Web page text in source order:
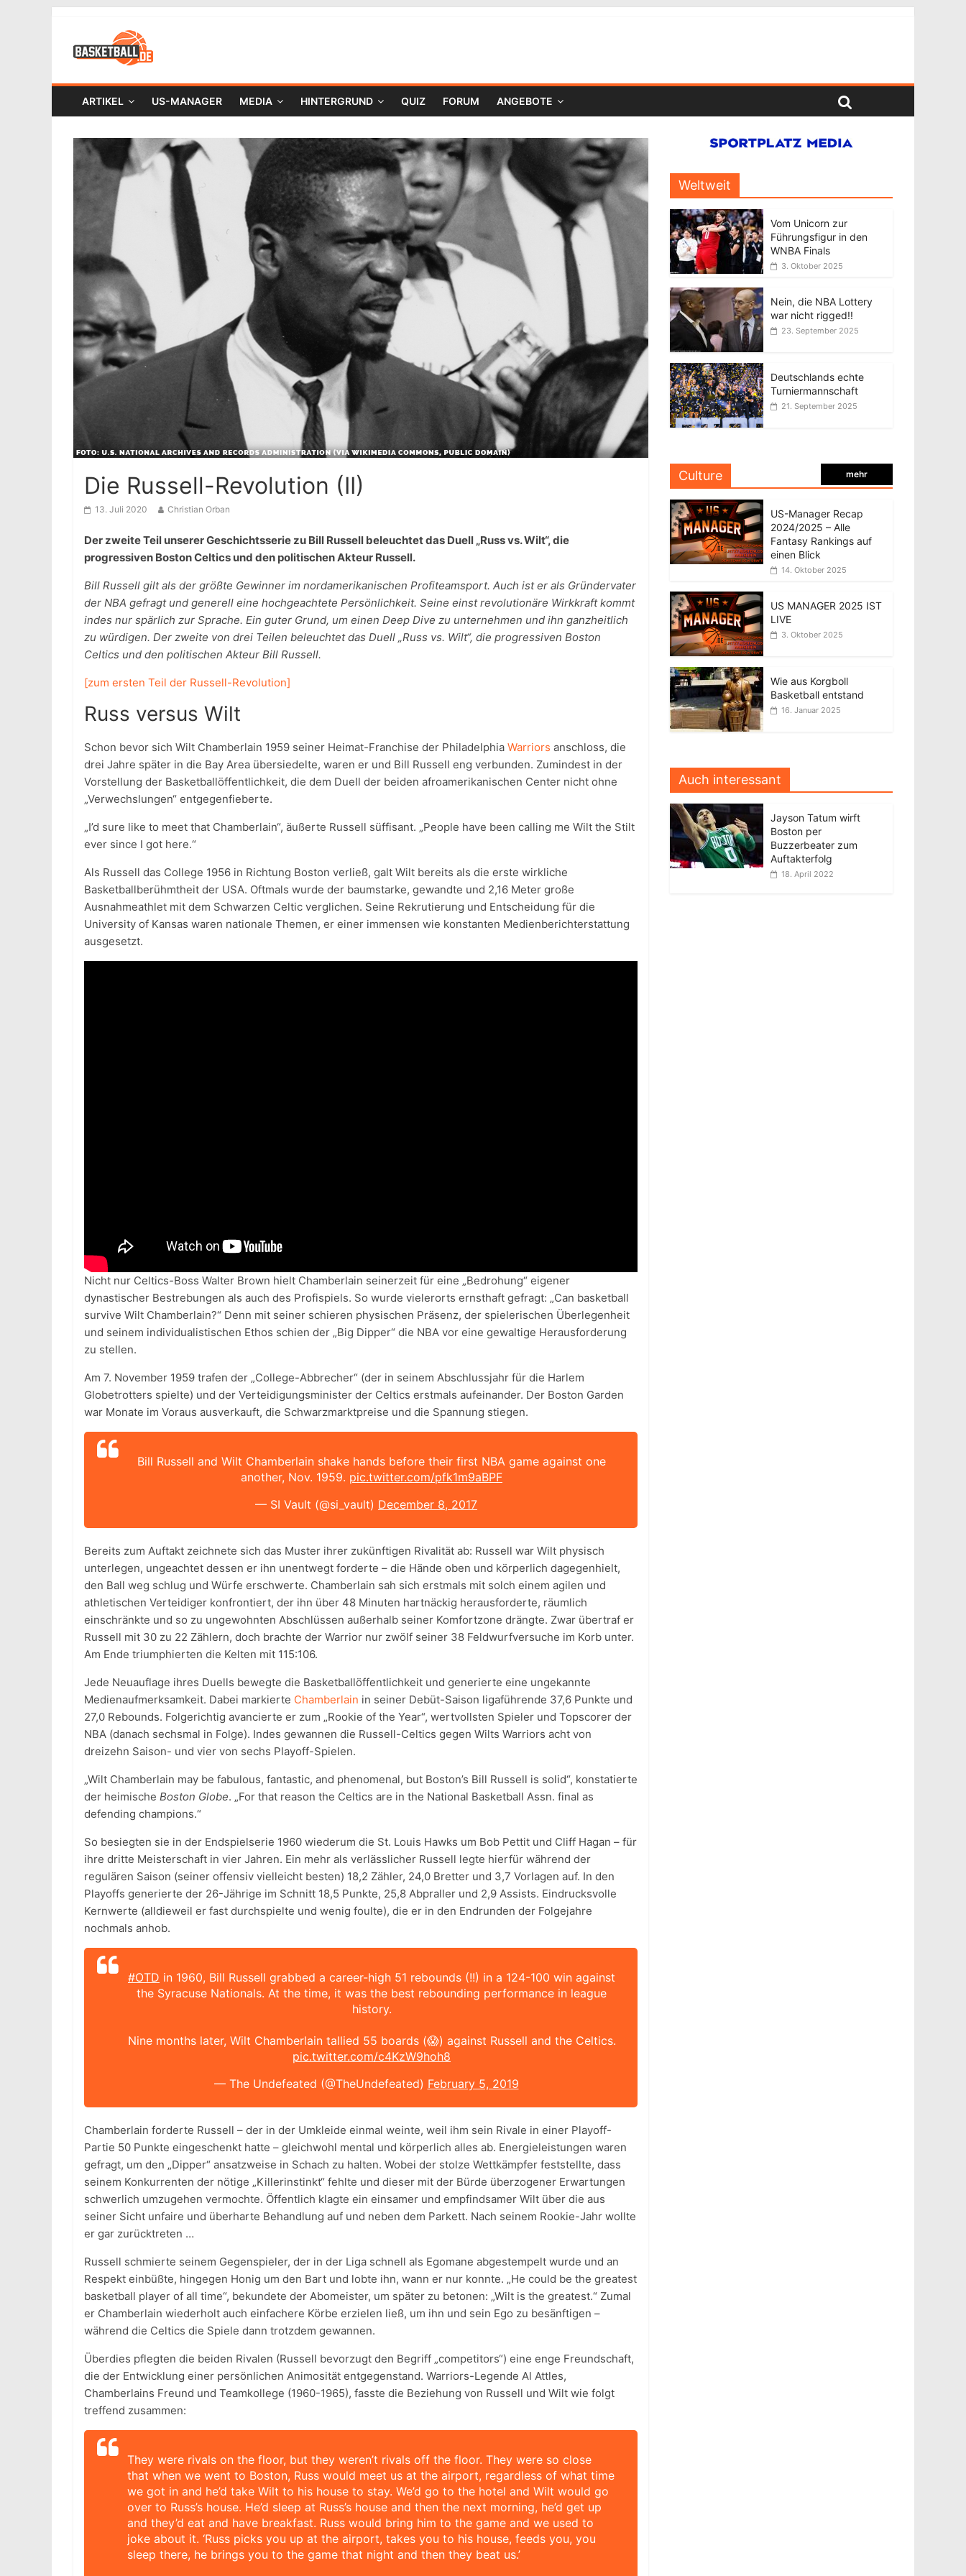
ARTIKEL US-MANAGER MEDIA HINTERGRUND QUIZ FORUM ANGEBOTE
Die Russell-Revolution (II)
13. Juli 2020 Christian Orban
Der zweite Teil unserer Geschichtsserie zu Bill Russell beleuchtet das Duell „Russ vs. Wilt“, die
progressiven Boston Celtics und den politischen Akteur Russell.
Bill Russell gilt als der größte Gewinner im nordamerikanischen Profiteamsport. Auch ist er als Gründervater
der NBA gefragt und generell eine hochgeachtete Persönlichkeit. Seine einst revolutionäre Wirkkraft kommt
indes nur spärlich zur Sprache. Ein guter Grund, um einen Deep Dive zu unternehmen und ihn ganzheitlich
zu würdigen. Der zweite von drei Teilen beleuchtet das Duell „Russ vs. Wilt“, die progressiven Boston
Celtics und den politischen Akteur Bill Russell.
[zum ersten Teil der Russell-Revolution]
Russ versus Wilt
Schon bevor sich Wilt Chamberlain 1959 seiner Heimat-Franchise der Philadelphia Warriors anschloss, die
drei Jahre später in die Bay Area übersiedelte, waren er und Bill Russell eng verbunden. Zumindest in der
Vorstellung der Basketballöffentlichkeit, die dem Duell der beiden afroamerikanischen Center nicht ohne
„Verwechslungen“ entgegenfieberte.
„I’d sure like to meet that Chamberlain“, äußerte Russell süffisant. „People have been calling me Wilt the Stilt
ever since I got here.“
Als Russell das College 1956 in Richtung Boston verließ, galt Wilt bereits als die erste wirkliche
Basketballberühmtheit der USA. Oftmals wurde der baumstarke, gewandte und 2,16 Meter große
Ausnahmeathlet mit dem Schwarzen Celtic verglichen. Seine Rekrutierung und Entscheidung für die
University of Kansas waren nationale Themen, er einer immensen wie konstanten Medienberichterstattung
ausgesetzt.
Nicht nur Celtics-Boss Walter Brown hielt Chamberlain seinerzeit für eine „Bedrohung“ eigener
dynastischer Bestrebungen als auch des Profispiels. So wurde vielerorts ernsthaft gefragt: „Can basketball
survive Wilt Chamberlain?“ Denn mit seiner schieren physischen Präsenz, der spielerischen Überlegenheit
und seinem individualistischen Ethos schien der „Big Dipper“ die NBA vor eine gewaltige Herausforderung
zu stellen.
Am 7. November 1959 trafen der „College-Abbrecher“ (der in seinem Abschlussjahr für die Harlem
Globetrotters spielte) und der Verteidigungsminister der Celtics erstmals aufeinander. Der Boston Garden
war Monate im Voraus ausverkauft, die Schwarzmarktpreise und die Spannung stiegen.
Bill Russell and Wilt Chamberlain shake hands before their first NBA game against one
another, Nov. 1959. pic.twitter.com/pfk1m9aBPF
— SI Vault (@si_vault) December 8, 2017
Bereits zum Auftakt zeichnete sich das Muster ihrer zukünftigen Rivalität ab: Russell war Wilt physisch
unterlegen, ungeachtet dessen er ihn unentwegt forderte – die Hände oben und körperlich dagegenhielt,
den Ball weg schlug und Würfe erschwerte. Chamberlain sah sich erstmals mit solch einem agilen und
athletischen Verteidiger konfrontiert, der ihn über 48 Minuten hartnäckig herausforderte, räumlich
einschränkte und so zu ungewohnten Abschlüssen außerhalb seiner Komfortzone drängte. Zwar übertraf er
Russell mit 30 zu 22 Zählern, doch brachte der Warrior nur zwölf seiner 38 Feldwurfversuche im Korb unter.
Am Ende triumphierten die Kelten mit 115:106.
Jede Neuauflage ihres Duells bewegte die Basketballöffentlichkeit und generierte eine ungekannte
Medienaufmerksamkeit. Dabei markierte Chamberlain in seiner Debüt-Saison ligaführende 37,6 Punkte und
27,0 Rebounds. Folgerichtig avancierte er zum „Rookie of the Year“, wertvollsten Spieler und Topscorer der
NBA (danach sechsmal in Folge). Indes gewannen die Russell-Celtics gegen Wilts Warriors acht von
dreizehn Saison- und vier von sechs Playoff-Spielen.
„Wilt Chamberlain may be fabulous, fantastic, and phenomenal, but Boston’s Bill Russell is solid“, konstatierte
der heimische Boston Globe. „For that reason the Celtics are in the National Basketball Assn. final as
defending champions.“
So besiegten sie in der Endspielserie 1960 wiederum die St. Louis Hawks um Bob Pettit und Cliff Hagan – für
ihre dritte Meisterschaft in vier Jahren. Ein mehr als verlässlicher Russell legte hierfür während der
regulären Saison (seiner offensiv vielleicht besten) 18,2 Zähler, 24,0 Bretter und 3,7 Vorlagen auf. In den
Playoffs generierte der 26-Jährige im Schnitt 18,5 Punkte, 25,8 Abpraller und 2,9 Assists. Eindrucksvolle
Kernwerte (alldieweil er fast durchspielte und wenig foulte), die er in den Endrunden der Folgejahre
nochmals anhob.
#OTD in 1960, Bill Russell grabbed a career-high 51 rebounds (!!) in a 124-100 win against
the Syracuse Nationals. At the time, it was the best rebounding performance in league
history.
Nine months later, Wilt Chamberlain tallied 55 boards (😱) against Russell and the Celtics.
pic.twitter.com/c4KzW9hoh8
— The Undefeated (@TheUndefeated) February 5, 2019
Chamberlain forderte Russell – der in der Umkleide einmal weinte, weil ihm sein Rivale in einer Playoff-
Partie 50 Punkte eingeschenkt hatte – gleichwohl mental und körperlich alles ab. Energieleistungen waren
gefragt, um den „Dipper“ ansatzweise in Schach zu halten. Wobei der stolze Wettkämpfer feststellte, dass
seinem Konkurrenten der nötige „Killerinstinkt“ fehlte und dieser mit der Bürde überzogener Erwartungen
schwerlich umzugehen vermochte. Öffentlich klagte ein einsamer und empfindsamer Wilt über die aus
seiner Sicht unfaire und überharte Behandlung auf und neben dem Parkett. Nach seinem Rookie-Jahr wollte
er gar zurücktreten …
Russell schmierte seinem Gegenspieler, der in der Liga schnell als Egomane abgestempelt wurde und an
Respekt einbüßte, hingegen Honig um den Bart und lobte ihn, wann er nur konnte. „He could be the greatest
basketball player of all time“, bekundete der Abomeister, um später zu betonen: „Wilt is the greatest.“ Zumal
er Chamberlain wiederholt auch einfachere Körbe erzielen ließ, um ihn und sein Ego zu besänftigen –
während die Celtics die Spiele dann trotzdem gewannen.
Überdies pflegten die beiden Rivalen (Russell bevorzugt den Begriff „competitors“) eine enge Freundschaft,
die der Entwicklung einer persönlichen Animosität entgegenstand. Warriors-Legende Al Attles,
Chamberlains Freund und Teamkollege (1960-1965), fasste die Beziehung von Russell und Wilt wie folgt
treffend zusammen:
They were rivals on the floor, but they weren’t rivals off the floor. They were so close
that when we went to Boston, Russ would meet us at the airport, regardless of what time
we got in and he’d take Wilt to his house to stay. We’d go to the hotel and Wilt would go
over to Russ’s house. He’d sleep at Russ’s house and then the next morning, he’d get up
and they’d eat and have breakfast. Russ would bring him to the game and we used to
joke about it. ‘Russ picks you up at the airport, takes you to his house, feeds you, you
sleep there, he brings you to the game that night and then they beat us.’
Weltweit
Vom Unicorn zur
Führungsfigur in den
WNBA Finals
3. Oktober 2025
Nein, die NBA Lottery
war nicht rigged!!
23. September 2025
Deutschlands echte
Turniermannschaft
21. September 2025
Culture mehr
US-Manager Recap
2024/2025 – Alle
Fantasy Rankings auf
einen Blick
14. Oktober 2025
US MANAGER 2025 IST
LIVE
3. Oktober 2025
Wie aus Korgboll
Basketball entstand
16. Januar 2025
Auch interessant
Jayson Tatum wirft
Boston per
Buzzerbeater zum
Auftakterfolg
18. April 2022